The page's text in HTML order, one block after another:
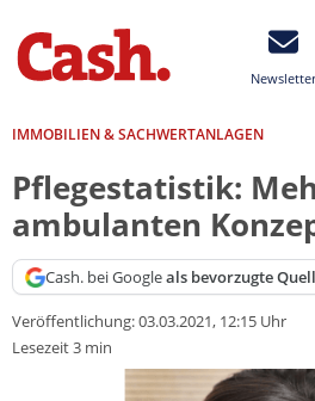
Newsletter
IMMOBILIEN & SACHWERTANLAGEN
Pflegestatistik:
ambulanten
Cash. bei Googleals bevorzugte
Veröffentlichung:03.03.2021, 12:15 Uhr
Lesezeit 3 min